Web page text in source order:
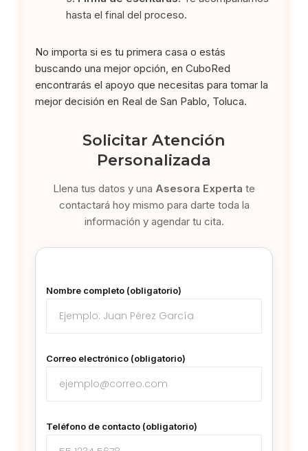
hasta el final del proceso.
No importa si es tu primera casa o estás
buscando una mejor opción, en CuboRed
encontrarás el apoyo que necesitas para tomar la
mejor decisión en Real de San Pablo, Toluca.
Solicitar Atención
Personalizada
Llena tus datos y una Asesora Experta te
contactará hoy mismo para darte toda la
información y agendar tu cita.
Nombre completo (obligatorio)
Correo electrónico (obligatorio)
Teléfono de contacto (obligatorio)